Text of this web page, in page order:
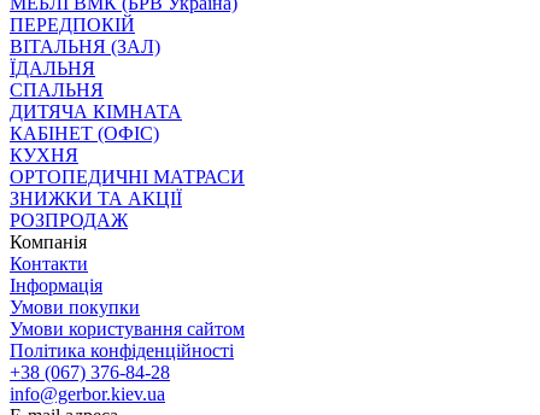
ПЕРЕДПОКІЙ
ВІТАЛЬНЯ (ЗАЛ)
ЇДАЛЬНЯ
СПАЛЬНЯ
ДИТЯЧА КІМНАТА
КАБІНЕТ (ОФІС)
КУХНЯ
ОРТОПЕДИЧНІ МАТРАСИ
ЗНИЖКИ ТА АКЦІЇ
РОЗПРОДАЖ
Компанія
Контакти
Інформація
Умови покупки
Умови користування сайтом
Політика конфіденційності
+38 (067) 376-84-28
info@gerbor.kiev.ua